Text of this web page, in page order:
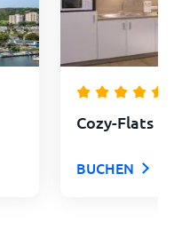
Cozy-Flats
BUCHEN